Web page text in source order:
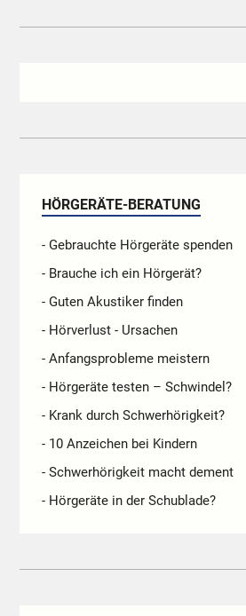
HÖRGERÄTE-BERATUNG
- Gebrauchte Hörgeräte spenden
- Brauche ich ein Hörgerät?
- Guten Akustiker finden
- Hörverlust - Ursachen
- Anfangsprobleme meistern
- Hörgeräte testen – Schwindel?
- Krank durch Schwerhörigkeit?
- 10 Anzeichen bei Kindern
- Schwerhörigkeit macht dement
- Hörgeräte in der Schublade?